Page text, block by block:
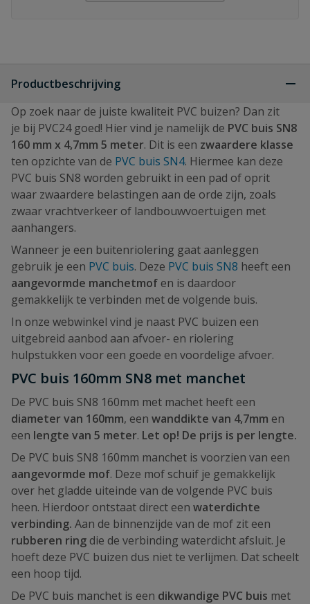
Productbeschrijving
Op zoek naar de juiste kwaliteit PVC buizen? Dan zit
je bij PVC24 goed! Hier vind je namelijk de PVC buis SN8
160 mm x 4,7mm 5 meter. Dit is een zwaardere klasse
ten opzichte van de PVC buis SN4. Hiermee kan deze
PVC buis SN8 worden gebruikt in een pad of oprit
waar zwaardere belastingen aan de orde zijn, zoals
zwaar vrachtverkeer of landbouwvoertuigen met
aanhangers.
Wanneer je een buitenriolering gaat aanleggen
gebruik je een PVC buis. Deze PVC buis SN8 heeft een
aangevormde manchetmof en is daardoor
gemakkelijk te verbinden met de volgende buis.
In onze webwinkel vind je naast PVC buizen een
uitgebreid aanbod aan afvoer- en riolering
hulpstukken voor een goede en voordelige afvoer.
PVC buis 160mm SN8 met manchet
De PVC buis SN8 160mm met machet heeft een
diameter van 160mm, een wanddikte van 4,7mm en
een lengte van 5 meter. Let op! De prijs is per lengte.
De PVC buis SN8 160mm manchet is voorzien van een
aangevormde mof. Deze mof schuif je gemakkelijk
over het gladde uiteinde van de volgende PVC buis
heen. Hierdoor ontstaat direct een waterdichte
verbinding. Aan de binnenzijde van de mof zit een
rubberen ring die de verbinding waterdicht afsluit. Je
hoeft deze PVC buizen dus niet te verlijmen. Dat scheelt
een hoop tijd.
De PVC buis manchet is een dikwandige PVC buis met